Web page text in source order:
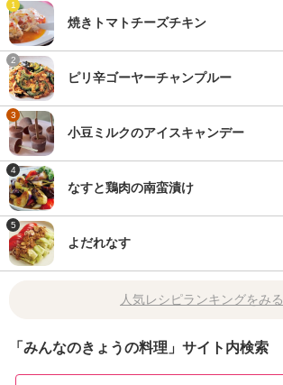
1
焼きトマトチーズチキン
2
ピリ辛ゴーヤーチャンプルー
3
小豆ミルクのアイスキャンデー
4
なすと鶏肉の南蛮漬け
5
よだれなす
人気レシピランキングをみる
「みんなのきょうの料理」サイト内検索